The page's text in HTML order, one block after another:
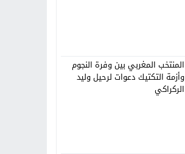
المنتخب المغربي بين وفرة النجوم
وأزمة التكتيك دعوات لرحيل وليد
الركراكي